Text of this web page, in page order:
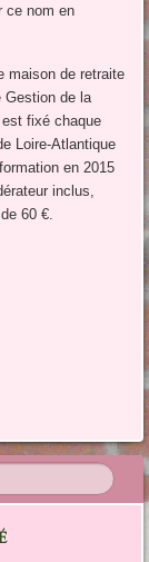
ce nom en
maison de retraite
Gestion de la
fixé chaque
Loire-Atlantique
en 2015
inclus,
60 €.